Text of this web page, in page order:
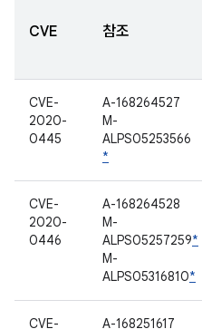
CVE 참조
CVE-
2020-
0445
A-168264527
M-
ALPS05253566
*
CVE-
2020-
0446
A-168264528
M-
ALPS05257259*
M-
ALPS05316810*
CVE-
A-168251617